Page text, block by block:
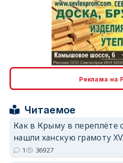
Реклама на
Читаемое
Как в Крыму в переплёте
нашли ханскую грамоту
1 36927